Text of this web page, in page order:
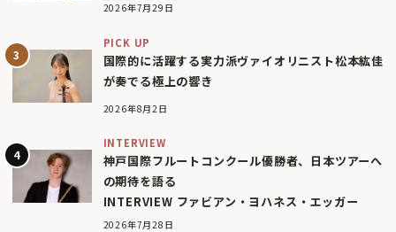
2026年7月29日
PICK UP
国際的に活躍する実力派ヴァイオリニスト松本紘佳
が奏でる極上の響き
2026年8月2日
INTERVIEW
神戸国際フルートコンクール優勝者、日本ツアーへ
の期待を語る
INTERVIEW ファビアン・ヨハネス・エッガー
2026年7月28日